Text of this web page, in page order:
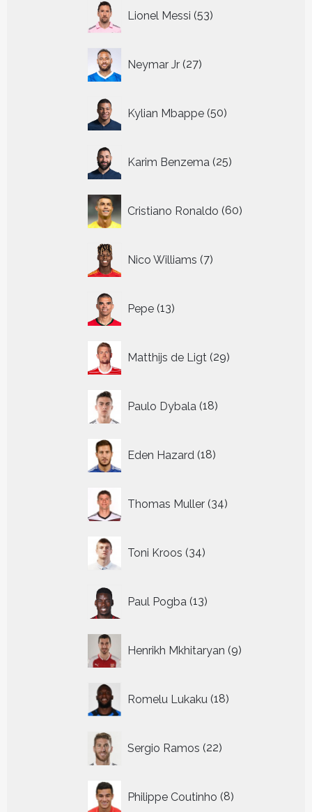
Lionel Messi 53
producten
Neymar Jr 27
producten
Kylian Mbappe 50
producten
Karim Benzema 25
producten
Cristiano Ronaldo 60
producten
Nico Williams 7
producten
Pepe 13
producten
Matthijs de Ligt 29
producten
Paulo Dybala 18
producten
Eden Hazard 18
producten
Thomas Muller 34
producten
Toni Kroos 34
producten
Paul Pogba 13
producten
Henrikh Mkhitaryan 9
producten
Romelu Lukaku 18
producten
Sergio Ramos 22
producten
Philippe Coutinho 8
producten